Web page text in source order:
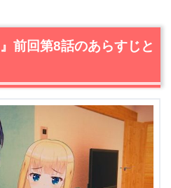
一花＆生子について、三樹が愚痴
樹がYouTube的な配信者デビュ
かも！？一花もハマった魔性のリ
リズムネタがヤバい！
＆ミツの“なぜなのだろう”ネタに
前回第8話のあらすじと